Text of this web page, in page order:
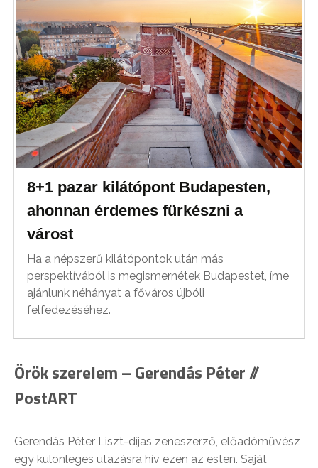
8+1 pazar kilátópont Budapesten,
ahonnan érdemes fürkészni a
várost
Ha a népszerű kilátópontok után más
perspektívából is megismernétek Budapestet, íme
ajánlunk néhányat a főváros újbóli
felfedezéséhez.
Örök szerelem – Gerendás Péter //
PostART
Gerendás Péter Liszt-díjas zeneszerző, előadóművész
egy különleges utazásra hív ezen az esten. Saját